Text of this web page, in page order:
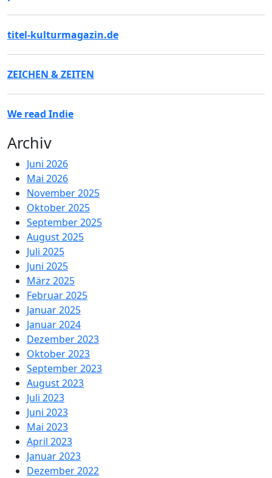
titel-kulturmagazin.de
ZEICHEN & ZEITEN
We read Indie
Archiv
Juni 2026
Mai 2026
November 2025
Oktober 2025
September 2025
August 2025
Juli 2025
Juni 2025
März 2025
Februar 2025
Januar 2025
Januar 2024
Dezember 2023
Oktober 2023
September 2023
August 2023
Juli 2023
Juni 2023
Mai 2023
April 2023
Januar 2023
Dezember 2022